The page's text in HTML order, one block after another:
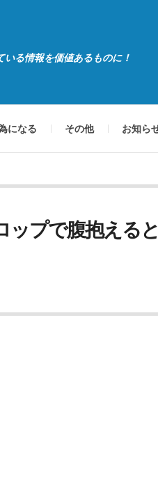
いる情報を価値あるものに！
になる その他 お知ら
ップで腹抱える